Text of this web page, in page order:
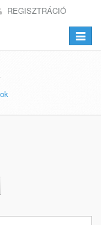
REGISZTRÁCIÓ
Toggle